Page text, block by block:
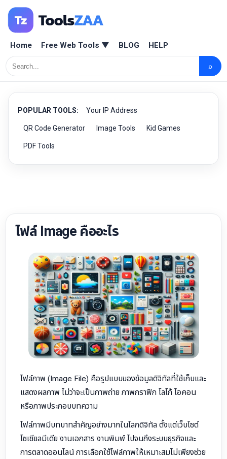
Home Free Web Tools ▼ BLOG HELP
⌕
POPULAR TOOLS: Your IP Address
QR Code Generator Image Tools Kid Games
PDF Tools
ไฟล์ Image คืออะไร
ไฟล์ภาพ (Image File) คือรูปแบบของข้อมูลดิจิทัลที่ใช้เก็บและ
แสดงผลภาพ ไม่ว่าจะเป็นภาพถ่าย ภาพกราฟิก โลโก้ ไอคอน
หรือภาพประกอบบทความ
ไฟล์ภาพมีบทบาทสำคัญอย่างมากในโลกดิจิทัล ตั้งแต่เว็บไซต์
โซเชียลมีเดีย งานเอกสาร งานพิมพ์ ไปจนถึงระบบธุรกิจและ
การตลาดออนไลน์ การเลือกใช้ไฟล์ภาพให้เหมาะสมไม่เพียงช่วย